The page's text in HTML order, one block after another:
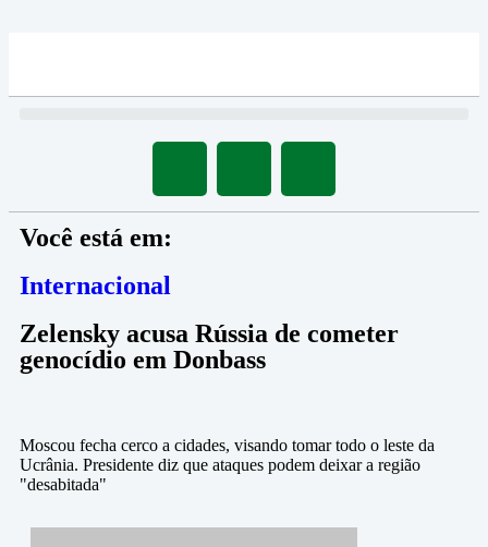
Você está em:
Internacional
Zelensky acusa Rússia de cometer
genocídio em Donbass
Moscou fecha cerco a cidades, visando tomar todo o leste da
Ucrânia. Presidente diz que ataques podem deixar a região
"desabitada"